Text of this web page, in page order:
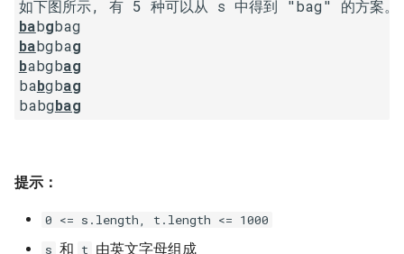
16. 最接近的三数之和
17. 电话号码的字母组合
18. 四数之和
点
20. 有效的括号
17. 打印从 1 到最大的 n 位数
18. 删除链表的节点
19. 正则表达式匹配
偶数前面
2.7. 链表相交
2.8. 环路检测
3.1. 三合一
3.4. 化栈为队
babg
babgbag
babgbag
babgbag
babgbag
提示：
0 <= s.length, t.length <= 1000
s 和 t 由英文字母组成